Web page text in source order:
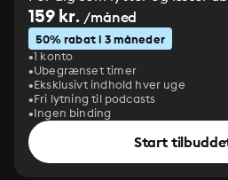
159 kr. /måned
50% rabat i 3 måneder
1 konto
Ubegrænset timer
Eksklusivt indhold hver uge
Fri lytning til podcasts
Ingen binding
Start